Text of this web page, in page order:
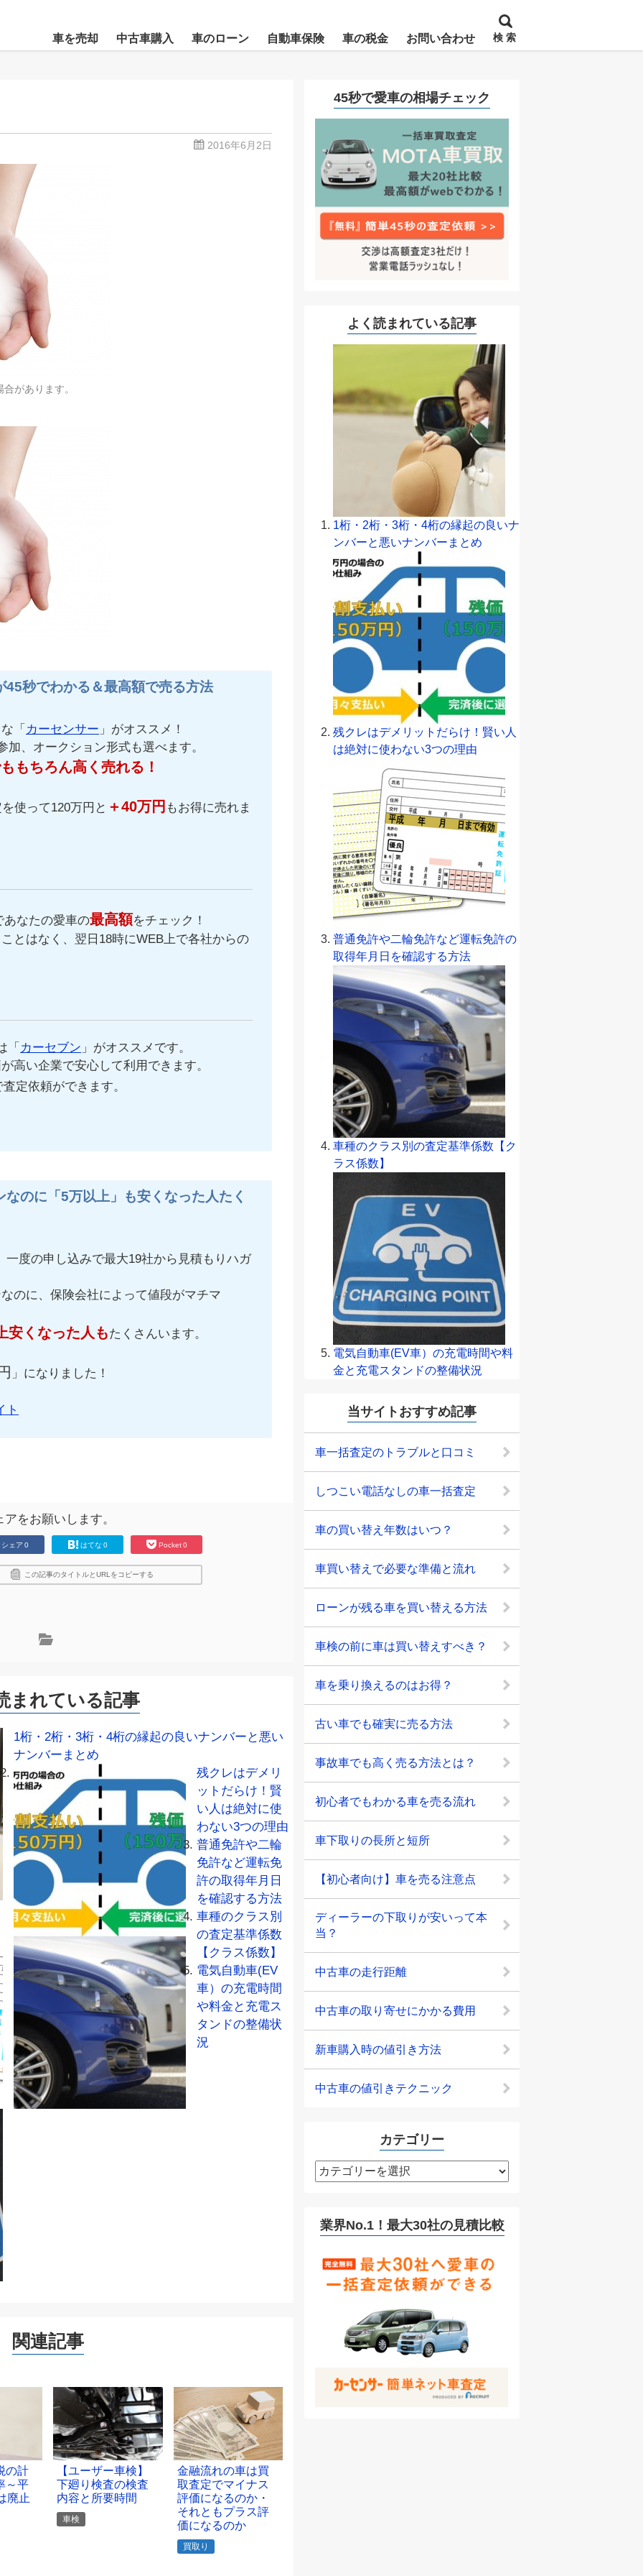
車を売却 中古車購入 車のローン 自動車保険 車の税金 お問い合わせ 検 索
2016年6月2日
があります。
45秒でわかる＆最高額で売る方法
「 カーセンサー 」がオススメ！
、オークション形式も選べます。
もちろん高く売れる！
使って120万円と ＋40万円 もお得に売れま
あなたの愛車の最高額をチェック！
とはなく、翌日18時にWEB上で各社からの
「 カーセブン 」がオススメです。
高い企業で安心して利用できます。
査定依頼ができます。
のに「5万以上」も安くなった人たく
一度の申し込みで最大19社から見積もりハガ
のに、保険会社によって値段がマチマ
安くなった人もたくさんいます。
」になりました！
ト
アをお願いします。
シェア 0 はてな 0 Pocket 0
この記事のタイトルとURLをコピーする
まれている記事
1桁・2桁・3桁・4桁の縁起の良いナンバーと悪い
ナンバーまとめ
残クレはデメリ
ットだらけ！賢
い人は絶対に使
わない3つの理由
普通免許や二輪
免許など運転免
許の取得年月日
を確認する方法
車種のクラス別
の査定基準係数
【クラス係数】
電気自動車(EV
車）の充電時間
や料金と充電ス
タンドの整備状
況
関連記事
の計
～平
廃止
【ユーザー車検】
下廻り検査の検査
内容と所要時間
車検
金融流れの車は買
取査定でマイナス
評価になるのか・
それともプラス評
価になるのか
買取り
45秒で愛車の相場チェック
よく読まれている記事
1桁・2桁・3桁・4桁の縁起の良いナ
ンバーと悪いナンバーまとめ
残クレはデメリットだらけ！賢い人
は絶対に使わない3つの理由
普通免許や二輪免許など運転免許の
取得年月日を確認する方法
車種のクラス別の査定基準係数【ク
ラス係数】
電気自動車(EV車）の充電時間や料
金と充電スタンドの整備状況
当サイトおすすめ記事
車一括査定のトラブルと口コミ
しつこい電話なしの車一括査定
車の買い替え年数はいつ？
車買い替えで必要な準備と流れ
ローンが残る車を買い替える方法
車検の前に車は買い替えすべき？
車を乗り換えるのはお得？
古い車でも確実に売る方法
事故車でも高く売る方法とは？
初心者でもわかる車を売る流れ
車下取りの長所と短所
【初心者向け】車を売る注意点
ディーラーの下取りが安いって本
当？
中古車の走行距離
中古車の取り寄せにかかる費用
新車購入時の値引き方法
中古車の値引きテクニック
カテゴリー
カ
テ
リ
ー
業界No.1！最大30社の見積比較